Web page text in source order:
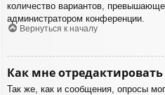
количество вариантов,
администратором конференции.
Вернуться к началу
Как мне
Так же, как и сообщения, опросы